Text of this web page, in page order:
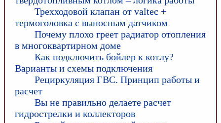
Трехходовой клапан от valtec +
термоголовка с выносным датчиком
Почему плохо греет радиатор отопления
в многоквартирном доме
Как подключить бойлер к котлу?
Варианты и схемы подключения
Рециркуляция ГВС. Принцип работы и
расчет
Вы не правильно делаете расчет
гидрострелки и коллекторов